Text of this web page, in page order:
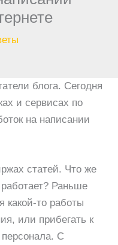
блога. Сегодня
и сервисах по
на написании
статей. Что же
Раньше
какой-то работы
или прибегать к
персонала. С